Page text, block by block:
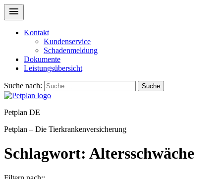
Kontakt
Kundenservice
Schadenmeldung
Dokumente
Leistungsübersicht
Suche nach: Suche
Petplan DE
Petplan – Die Tierkrankenversicherung
Schlagwort: Altersschwäche